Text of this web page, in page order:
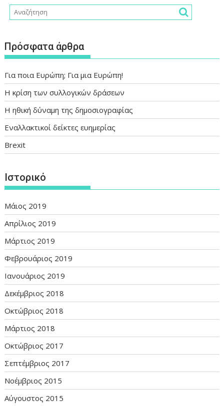
Πρόσφατα άρθρα
Για ποια Ευρώπη; Για μια Ευρώπη!
Η κρίση των συλλογικών δράσεων
Η ηθική δύναμη της δημοσιογραφίας
Εναλλακτικοί δείκτες ευημερίας
Brexit
Ιστορικό
Μάιος 2019
Απρίλιος 2019
Μάρτιος 2019
Φεβρουάριος 2019
Ιανουάριος 2019
Δεκέμβριος 2018
Οκτώβριος 2018
Μάρτιος 2018
Οκτώβριος 2017
Σεπτέμβριος 2017
Νοέμβριος 2015
Αύγουστος 2015